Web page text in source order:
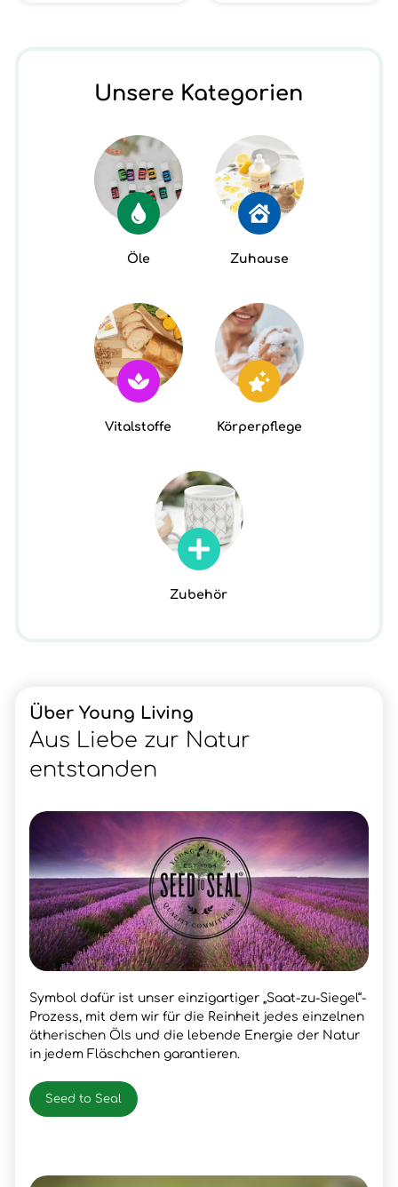
Unsere Kategorien
Öle Zuhause
Vitalstoffe Körperpflege
Zubehör
Über Young Living
Aus Liebe zur Natur
entstanden
Symbol dafür ist unser einzigartiger „Saat-zu-Siegel“-
Prozess, mit dem wir für die Reinheit jedes einzelnen
ätherischen Öls und die lebende Energie der Natur
in jedem Fläschchen garantieren.
Seed to Seal